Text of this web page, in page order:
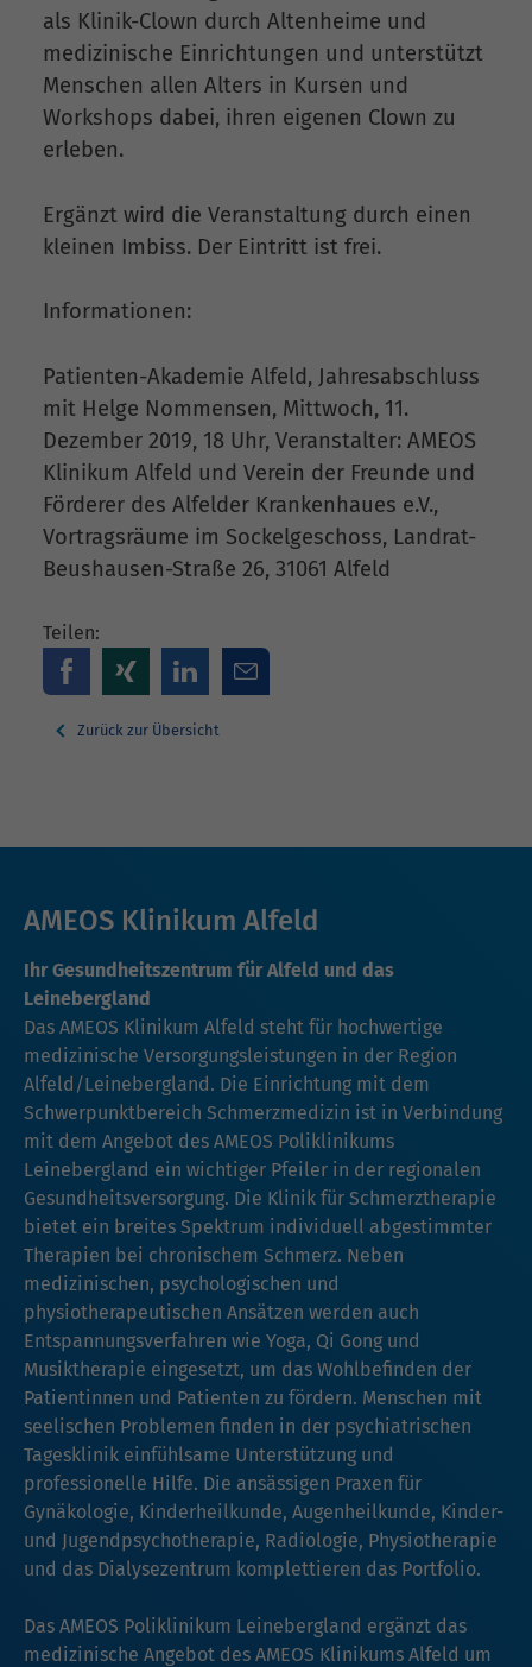
als Klinik-Clown durch Altenheime und
medizinische Einrichtungen und unterstützt
Menschen allen Alters in Kursen und
Workshops dabei, ihren eigenen Clown zu
erleben.
Ergänzt wird die Veranstaltung durch einen
kleinen Imbiss. Der Eintritt ist frei.
Informationen:
Patienten-Akademie Alfeld, Jahresabschluss
mit Helge Nommensen, Mittwoch, 11.
Dezember 2019, 18 Uhr, Veranstalter: AMEOS
Klinikum Alfeld und Verein der Freunde und
Förderer des Alfelder Krankenhaues e.V.,
Vortragsräume im Sockelgeschoss, Landrat-
Beushausen-Straße 26, 31061 Alfeld
Teilen:
Zurück zur Übersicht
AMEOS Klinikum Alfeld
Ihr Gesundheitszentrum für Alfeld und das
Leinebergland
Das AMEOS Klinikum Alfeld steht für hochwertige
medizinische Versorgungsleistungen in der Region
Alfeld/Leinebergland. Die Einrichtung mit dem
Schwerpunktbereich Schmerzmedizin ist in Verbindung
mit dem Angebot des AMEOS Poliklinikums
Leinebergland ein wichtiger Pfeiler in der regionalen
Gesundheitsversorgung. Die Klinik für Schmerztherapie
bietet ein breites Spektrum individuell abgestimmter
Therapien bei chronischem Schmerz. Neben
medizinischen, psychologischen und
physiotherapeutischen Ansätzen werden auch
Entspannungsverfahren wie Yoga, Qi Gong und
Musiktherapie eingesetzt, um das Wohlbefinden der
Patientinnen und Patienten zu fördern. Menschen mit
seelischen Problemen finden in der psychiatrischen
Tagesklinik einfühlsame Unterstützung und
professionelle Hilfe. Die ansässigen Praxen für
Gynäkologie, Kinderheilkunde, Augenheilkunde, Kinder-
und Jugendpsychotherapie, Radiologie, Physiotherapie
und das Dialysezentrum komplettieren das Portfolio.
Das AMEOS Poliklinikum Leinebergland ergänzt das
medizinische Angebot des AMEOS Klinikums Alfeld um